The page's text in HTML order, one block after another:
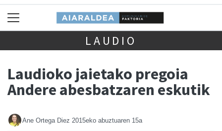
LAUDIO
Laudioko jaietako pregoia
Andere abesbatzaren eskutik
Ane Ortega Diez 2015eko abuztuaren 15a